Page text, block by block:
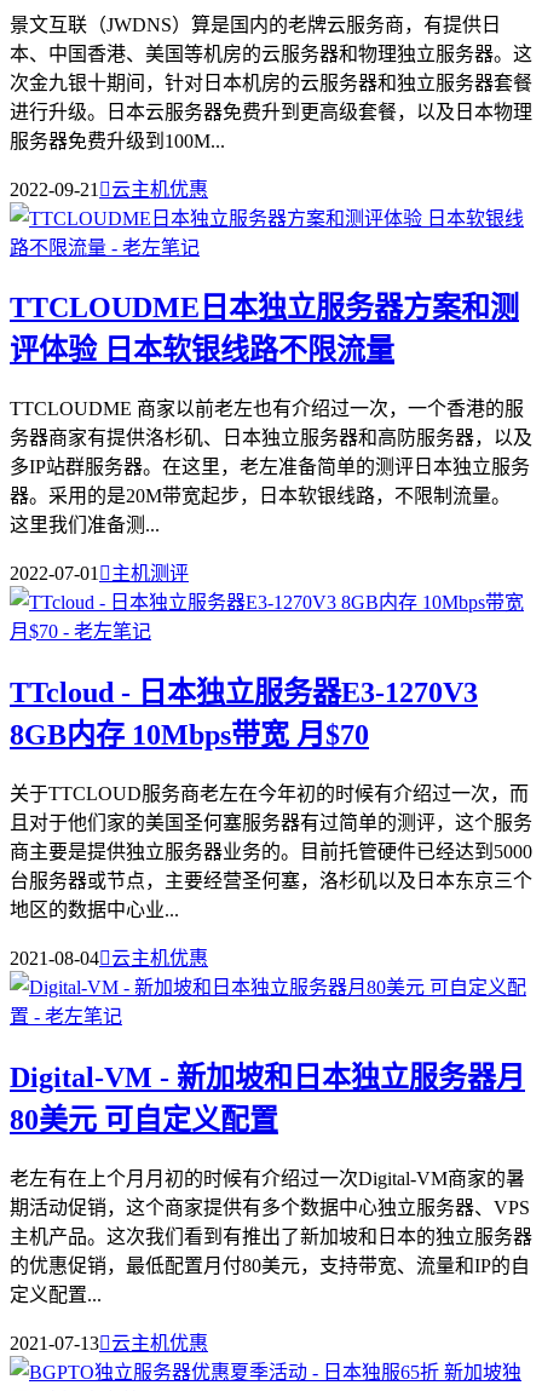
景文互联（JWDNS）算是国内的老牌云服务商，有提供日
本、中国香港、美国等机房的云服务器和物理独立服务器。这
次金九银十期间，针对日本机房的云服务器和独立服务器套餐
进行升级。日本云服务器免费升到更高级套餐，以及日本物理
服务器免费升级到100M...
2022-09-21 云主机优惠
TTCLOUDME日本独立服务器方案和测
评体验 日本软银线路不限流量
TTCLOUDME 商家以前老左也有介绍过一次，一个香港的服
务器商家有提供洛杉矶、日本独立服务器和高防服务器，以及
多IP站群服务器。在这里，老左准备简单的测评日本独立服务
器。采用的是20M带宽起步，日本软银线路，不限制流量。
这里我们准备测...
2022-07-01 主机测评
TTcloud - 日本独立服务器E3-1270V3
8GB内存 10Mbps带宽 月$70
关于TTCLOUD服务商老左在今年初的时候有介绍过一次，而
且对于他们家的美国圣何塞服务器有过简单的测评，这个服务
商主要是提供独立服务器业务的。目前托管硬件已经达到5000
台服务器或节点，主要经营圣何塞，洛杉矶以及日本东京三个
地区的数据中心业...
2021-08-04云主机优惠
Digital-VM - 新加坡和日本独立服务器月
80美元 可自定义配置
老左有在上个月月初的时候有介绍过一次Digital-VM商家的暑
期活动促销，这个商家提供有多个数据中心独立服务器、VPS
主机产品。这次我们看到有推出了新加坡和日本的独立服务器
的优惠促销，最低配置月付80美元，支持带宽、流量和IP的自
定义配置...
2021-07-13云主机优惠